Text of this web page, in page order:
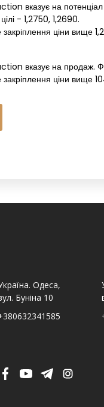
вказує на
- 1,2750, 1,2690.
ціни вище
вказує на продаж.
ціни вище
Одеса,
Буніна 10